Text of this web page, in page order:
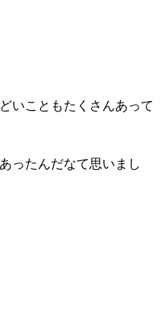
いこともたくさんあって
ったんだなて思いまし